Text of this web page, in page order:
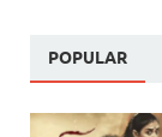
POPULAR